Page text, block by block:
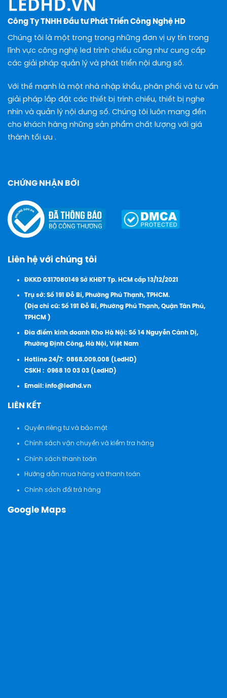
Công Ty TNHH Đầu tư Phát Triển Công Nghệ HD
Chúng tôi là một trong trong những đơn vị uy tín trong
lĩnh vực công nghệ led trình chiếu cũng như cung cấp
các giải pháp quản lý và phát triển nội dung số.
Với thế mạnh là một nhà nhập khẩu, phân phối và tư vấn
giải pháp lắp đặt các thiết bị trình chiếu, thiết bị nghe
nhìn và quản lý nội dung số. Chúng tôi luôn mang đến
cho khách hàng những sản phẩm chất lượng với giá
thành tối ưu .
CHỨNG NHẬN BỞI
Liên hệ với chúng tôi
ĐKKD 0317080149 Sở KHĐT Tp. HCM cấp 13/12/2021
Trụ sở: Số 191 Đỗ Bí, Phường Phú Thạnh, TPHCM.
(Địa chỉ cũ: Số 191 Đỗ Bí, Phường Phú Thạnh, Quận Tân Phú,
TPHCM )
Đia điểm kinh doanh Kho Hà Nội: Số 14 Nguyễn Cảnh Dị,
Phường Định Công, Hà Nội, Việt Nam
Hotline 24/7: 0868.009.008 (LedHD)
CSKH : 0968 10 03 03 (LedHD)
Email:info@ledhd.vn
LIÊN KẾT
Quyền riêng tư và bảo mật
Chính sách vận chuyển và kiểm tra hàng
Chính sách thanh toán
Hướng dẫn mua hàng và thanh toán
Chính sách đổi trả hàng
Google Maps